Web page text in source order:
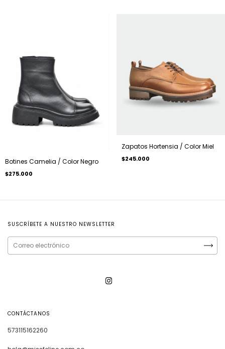
Botines Camelia / Color Negro
$275.000
Zapatos Hortensia / Color Miel
$245.000
SUSCRÍBETE A NUESTRO NEWSLETTER
CONTÁCTANOS
573115162260